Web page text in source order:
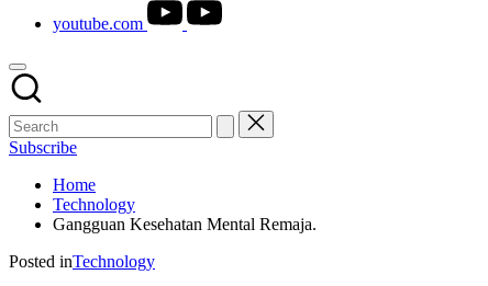
youtube.com
Subscribe
Home
Technology
Gangguan Kesehatan Mental Remaja.
Posted inTechnology